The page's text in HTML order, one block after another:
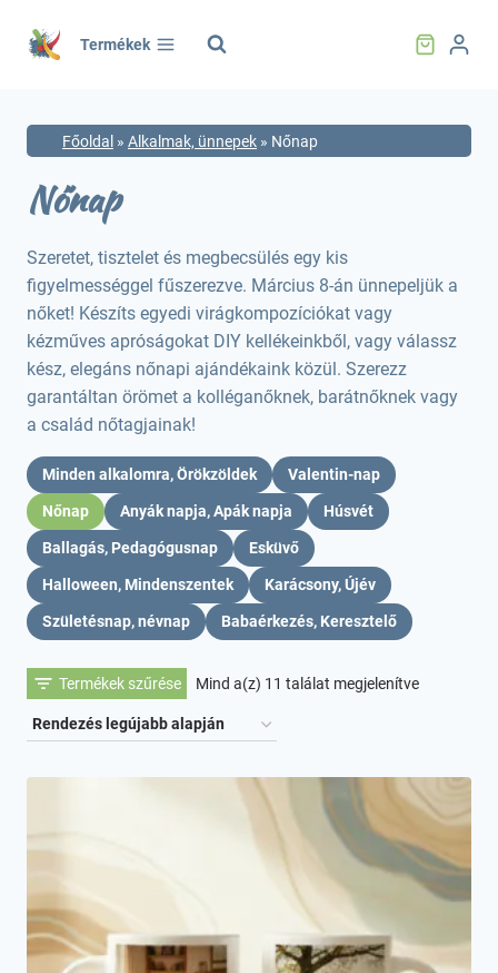
Termékek
Főoldal » Alkalmak, ünnepek » Nőnap
Nőnap
Szeretet, tisztelet és megbecsülés egy kis
figyelmességgel fűszerezve. Március 8-án ünnepeljük a
nőket! Készíts egyedi virágkompozíciókat vagy
kézműves apróságokat DIY kellékeinkből, vagy válassz
kész, elegáns nőnapi ajándékaink közül. Szerezz
garantáltan örömet a kolléganőknek, barátnőknek vagy
a család nőtagjainak!
Minden alkalomra, Örökzöldek Valentin-nap
Nőnap Anyák napja, Apák napja Húsvét
Ballagás, Pedagógusnap Esküvő
Halloween, Mindenszentek Karácsony, Újév
Születésnap, névnap Babaérkezés, Keresztelő
Termékek szűrése Mind a(z) 11 találat megjelenítveSorted